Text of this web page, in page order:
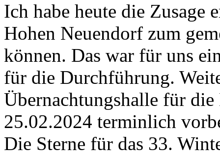
Ich habe heute die Zusage
Hohen Neuendorf zum
können. Das war für uns
für die Durchführung.
Übernachtungshalle für
25.02.2024 terminlich
Die Sterne für das 33.